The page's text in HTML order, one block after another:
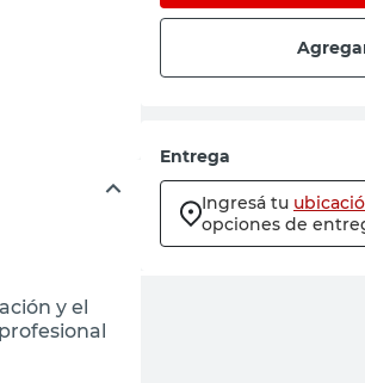
y el
Entrega
Ingresá tu
opciones de